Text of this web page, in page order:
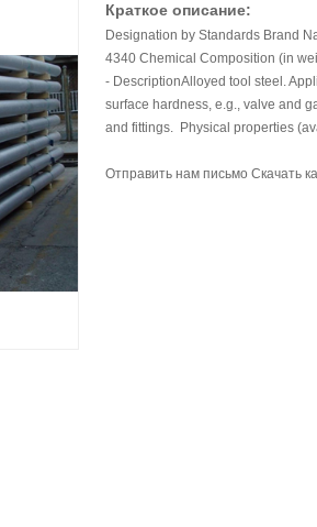
Краткое описание:
Designation by Standards Brand
4340 Chemical Composition (in
- DescriptionAlloyed tool steel.
surface hardness, e.g., valve and
and fittings. Physical properties
Отправить нам письмо Скачать